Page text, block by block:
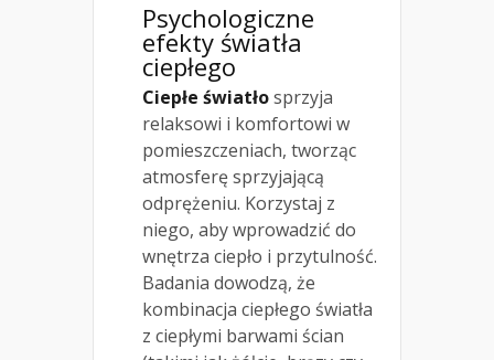
Psychologiczne
efekty światła
ciepłego
Ciepłe światłosprzyja
relaksowi i komfortowi w
pomieszczeniach, tworząc
atmosferę sprzyjającą
odprężeniu. Korzystaj z
niego, aby wprowadzić do
wnętrza ciepło i przytulność.
Badania dowodzą, że
kombinacja ciepłego światła
z ciepłymi barwami ścian